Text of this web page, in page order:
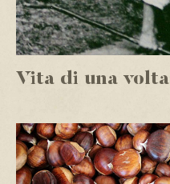
Vita di una volta